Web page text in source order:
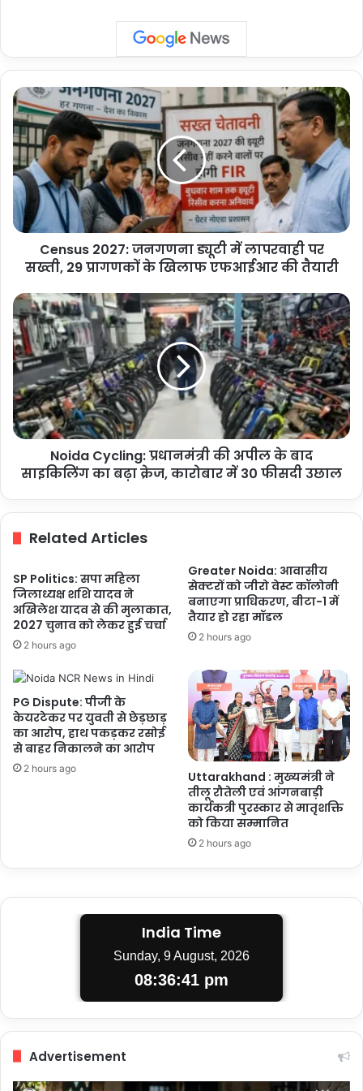
Census
2027:
जनगणना
ड्यूटी
में
लापरवाही
पर
सख्ती,
29
प्रागणकों
एफआईआर
की
तैयारी
Census 2027: जनगणना ड्यूटी में लापरवाही पर
सख्ती, 29 प्रागणकों के खिलाफ एफआईआर की तैयारी
Noida
Cycling:
प्रधानमंत्री
की
अपील
के
बाद
साइकिलिंग
का
क्रेज,
फीसदी
Noida Cycling: प्रधानमंत्री की अपील के बाद
साइकिलिंग का बढ़ा क्रेज, कारोबार में 30 फीसदी उछाल
Related Articles
SP Politics: सपा महिला
जिलाध्यक्ष शशि यादव ने
अखिलेश यादव से की मुलाकात,
2027 चुनाव को लेकर हुई चर्चा
2 hours ago
Greater Noida: आवासीय
सेक्टरों को जीरो वेस्ट कॉलोनी
बनाएगा प्राधिकरण, बीटा-1 में
तैयार हो रहा मॉडल
2 hours ago
PG Dispute: पीजी के
केयरटेकर पर युवती से छेड़छाड़
का आरोप, हाथ पकड़कर रसोई
से बाहर निकालने का आरोप
2 hours ago
Uttarakhand : मुख्यमंत्री ने
तीलू रौतेली एवं आंगनबाड़ी
कार्यकत्री पुरस्कार से मातृशक्ति
को किया सम्मानित
2 hours ago
India Time
Sunday, 9 August, 2026
08:36:42 pm
Advertisement